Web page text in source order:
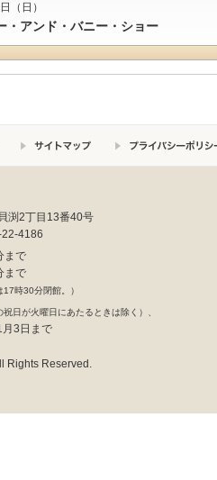
（日）
・アンド・バニー・ショー
渕2丁目13番40号
4186
まで
まで
17時30分閉館。）
祝日が火曜日にあたるときは除く）、
3日まで
Rights Reserved.